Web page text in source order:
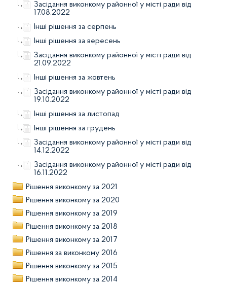
Засідання виконкому районної у місті ради від
17.08.2022
Інші рішення за серпень
Інші рішення за вересень
Засідання виконкому районної у місті ради від
21.09.2022
Інші рішення за жовтень
Засідання виконкому районної у місті ради від
19.10.2022
Інші рішення за листопад
Інші рішення за грудень
Засідання виконкому районної у місті ради від
14.12.2022
Засідання виконкому районної у місті ради від
16.11.2022
Рішення виконкому за 2021
Рішення виконкому за 2020
Рішення виконкому за 2019
Рішення виконкому за 2018
Рішення виконкому за 2017
Рішення за виконкому 2016
Рішення виконкому за 2015
Рішення виконкому за 2014